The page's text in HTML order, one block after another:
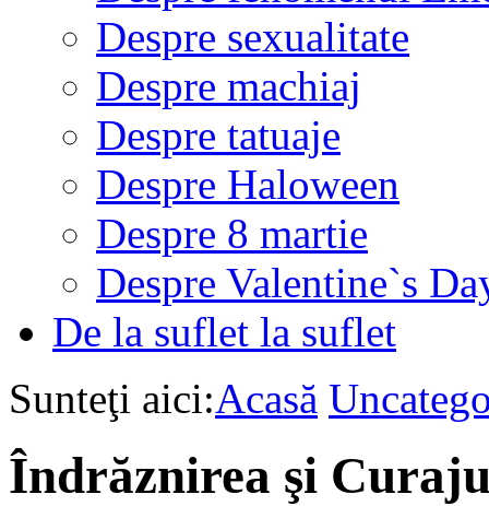
Despre sexualitate
Despre machiaj
Despre tatuaje
Despre Haloween
Despre 8 martie
Despre Valentine`s
De la suflet la suflet
Sunteţi aici:Acasă
Îndrăznirea şi